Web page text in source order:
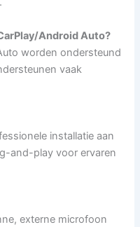
Android Auto?
worden ondersteund
vaak
installatie aan
and-play voor ervaren
externe microfoon